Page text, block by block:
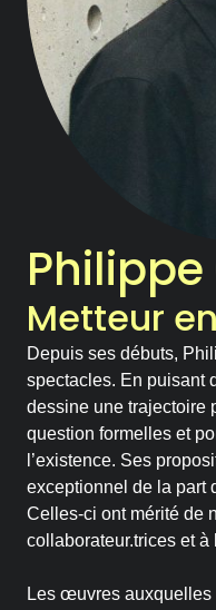
Notre
Les
Le
Les
Les
Les
La
Historique
Philippe
Metteur
Depuis ses débuts,
spectacles. En puisant
dessine une trajectoire
question formelles et
l’existence. Ses
exceptionnel de la part
Celles-ci ont mérité de
collaborateur.trices et à
Les œuvres auxquelles